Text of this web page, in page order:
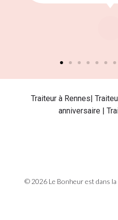
Traiteur à Rennes|
anniversaire |
© 2026 Le Bonheur est dans la